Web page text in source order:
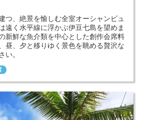
つ、絶景を愉しむ全室オーシャンビュ
遠く水平線に浮かぶ伊豆七島を望めま
新鮮な魚介類を中心とした創作会席料
昼、夕と移りゆく景色を眺める贅沢な
い。